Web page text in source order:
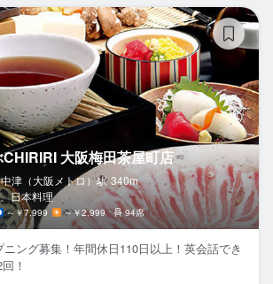
大阪梅田茶屋町店
中津（大阪メトロ）駅 340m
日本料理
～￥7,999 ～￥2,999 94席
ング募集！年間休日110日以上！英会話でき
！